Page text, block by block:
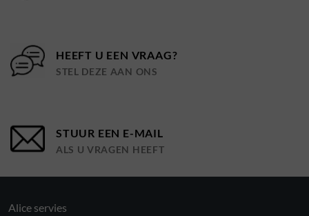
HEEFT U EEN VRAAG?
STEL DEZE AAN ONS
STUUR EEN E-MAIL
ALS U VRAGEN HEEFT
Alice servies